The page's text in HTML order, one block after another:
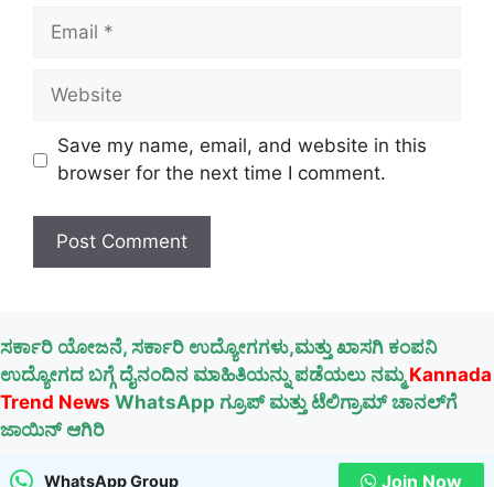
Email
Website
Save my name, email, and website in this
browser for the next time I comment.
ಸರ್ಕಾರಿ ಯೋಜನೆ, ಸರ್ಕಾರಿ ಉದ್ಯೋಗಗಳು,ಮತ್ತು ಖಾಸಗಿ ಕಂಪನಿ
ಉದ್ಯೋಗದ ಬಗ್ಗೆ ದೈನಂದಿನ ಮಾಹಿತಿಯನ್ನು ಪಡೆಯಲು ನಮ್ಮ Kannada
Trend News WhatsApp ಗ್ರೂಪ್ ಮತ್ತು ಟೆಲಿಗ್ರಾಮ್ ಚಾನಲ್‌ಗೆ
ಜಾಯಿನ್ ಆಗಿರಿ
WhatsApp Group Join Now